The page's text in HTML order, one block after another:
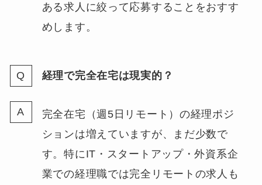
ある求人に絞って応募することをおすす
めします。
経理で完全在宅は現実的？
完全在宅（週5日リモート）の経理ポジ
ションは増えていますが、まだ少数で
す。特にIT・スタートアップ・外資系企
業での経理職では完全リモートの求人も